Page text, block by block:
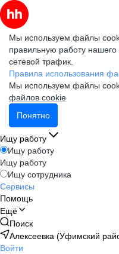
Мы используем файлы
правильную работу нашего
сетевой трафик.
Правила использования
Мы используем файлы
файлов cookie
Понятно
Ищу работу
Ищу работу
Ищу работу
Ищу сотрудника
Сервисы
Помощь
Ещё
Поиск
Алексеевка (Уфимский
Войти